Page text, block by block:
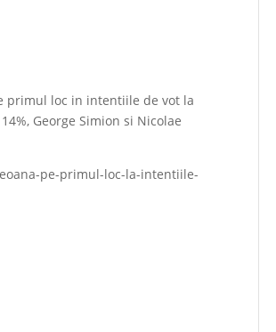
primul loc in intentiile de vot la
George Simion si Nicolae
pe-primul-loc-la-intentiile-